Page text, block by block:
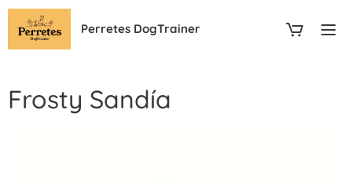
Perretes DogTrainer
Frosty Sandía